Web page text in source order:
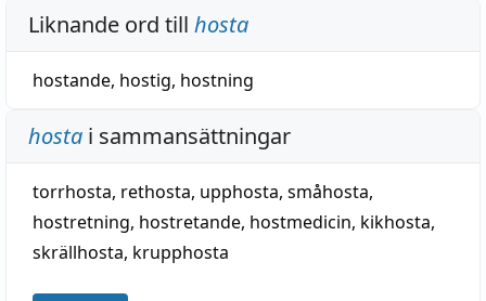
fornsvenska, allm. urgermanska (ej i got.).
Liknande ord till hosta
hostande, hostig, hostning
hosta i sammansättningar
torrhosta, rethosta, upphosta, småhosta,
hostretning, hostretande, hostmedicin, kikhosta,
skrällhosta, krupphosta